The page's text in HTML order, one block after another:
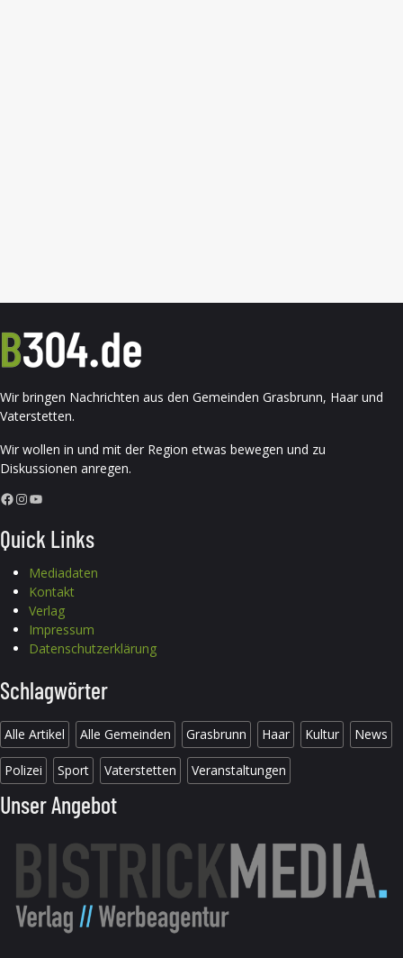
Wir bringen Nachrichten aus den Gemeinden Grasbrunn, Haar und
Vaterstetten.
Wir wollen in und mit der Region etwas bewegen und zu
Diskussionen anregen.
Facebook InstagramYouTube
Quick Links
Mediadaten
Kontakt
Verlag
Impressum
Datenschutzerklärung
Schlagwörter
Alle Artikel Alle Gemeinden Grasbrunn Haar Kultur News
Polizei Sport Vaterstetten Veranstaltungen
Unser Angebot